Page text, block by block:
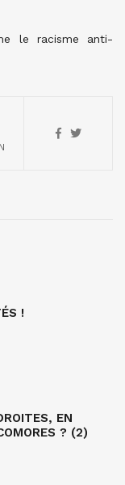
le racisme anti-
!
EN
? (2)